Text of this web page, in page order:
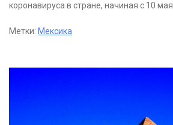
коронавируса в стране, начиная с 10 мая.
Метки: Мексика